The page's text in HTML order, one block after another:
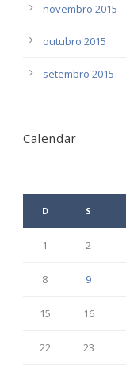
novembro 2015
outubro 2015
setembro 2015
Calendar
D S
1 2
8 9
15 16
22 23